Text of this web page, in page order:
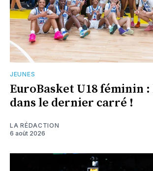
JEUNES
EuroBasket U18 féminin :
dans le dernier carré !
LA RÉDACTION
6 août 2026